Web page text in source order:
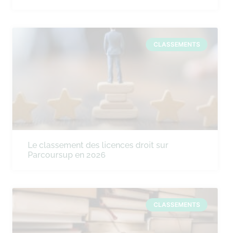
CLASSEMENTS
Le classement des licences droit sur
Parcoursup en 2026
CLASSEMENTS